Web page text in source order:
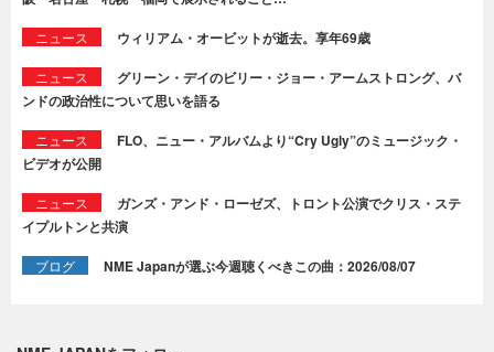
ニュース ウィリアム・オービットが逝去。享年69歳
ニュース
グリーン・デイのビリー・ジョー・アームストロング、バ
ンドの政治性について思いを語る
ニュース
FLO、ニュー・アルバムより“Cry Ugly”のミュージック・
ビデオが公開
ニュース
ガンズ・アンド・ローゼズ、トロント公演でクリス・ステ
イプルトンと共演
ブログ NME Japanが選ぶ今週聴くべきこの曲：2026/08/07